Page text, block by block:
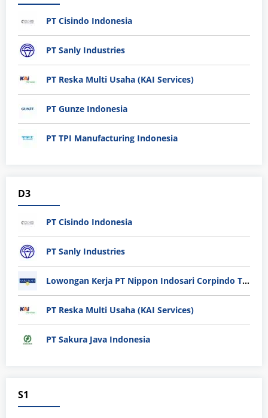
PT Cisindo Indonesia
PT Sanly Industries
PT Reska Multi Usaha (KAI Services)
PT Gunze Indonesia
PT TPI Manufacturing Indonesia
D3
PT Cisindo Indonesia
PT Sanly Industries
Lowongan Kerja PT Nippon Indosari Corpindo Tbk. Bulan Agustus 2026
PT Reska Multi Usaha (KAI Services)
PT Sakura Java Indonesia
S1